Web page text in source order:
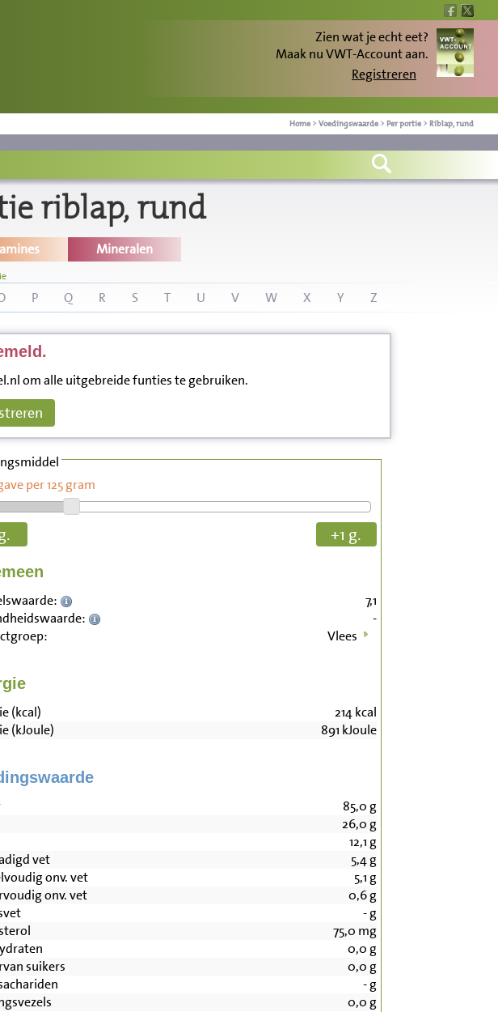
Zien wat je echt eet?
Maak nu VWT-Account aan.
Registreren
Home > Voedingswaarde > Per portie > Riblap, rund
riblap, rund
Mineralen
P Q R S T U V W X Y Z
om alle uitgebreide funties te gebruiken.
per 125 gram
+1 g.
7,1
-
Vlees
(kcal) 214kcal
(kJoule)
891 kJoule
85,0 g
26,0 g
12,1 g
vet
5,4g
onv. vet
5,1 g
onv. vet
0,6g
-g
75,0 mg
0,0 g
suikers
0,0 g
-g
0,0 g